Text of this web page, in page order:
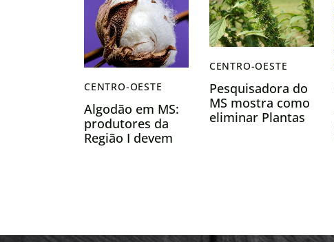
CENTRO-OESTE
Algodão em MS:
produtores da
Região I devem
CENTRO-OESTE
Pesquisadora do
MS mostra como
eliminar Plantas